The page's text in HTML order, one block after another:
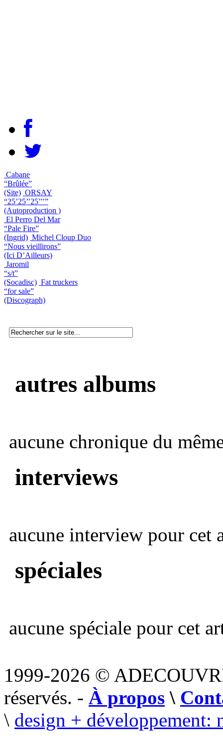
Cabane
“Brûlée”
(Site) ORSAY
“25’25’’25’’’”
(Autoproduction )
El Perro Del Mar
“Pale Fire”
(Ingrid) Michel Cloup Duo
“Nous vieillirons”
(Ici D’Ailleurs)
Jaromil
“s/t”
(Socadisc) Fat truckers
“for sale”
(Discograph)
autres albums
aucune chronique du
interviews
aucune interview pour cet
spéciales
aucune spéciale pour cet
1999-2026 ©
réservés. - À propos \
\ design + développement: